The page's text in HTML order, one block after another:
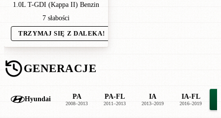
1.0L T-GDI (Kappa II) Benzin
7 słabości
TRZYMAJ SIĘ Z DALEKA!
GENERACJE
Hyundai PA
2008–2013
PA-FL
2011–2013
IA
2013–2019
IA-FL
2016–2019